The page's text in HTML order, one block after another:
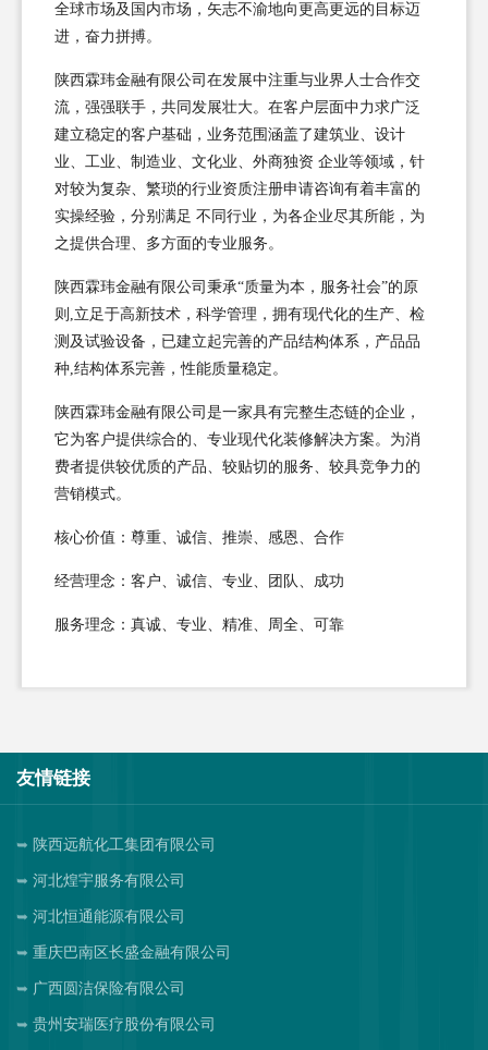
全球市场及国内市场，矢志不渝地向更高更远的目标迈
进，奋力拼搏。
陕西霖玮金融有限公司在发展中注重与业界人士合作交
流，强强联手，共同发展壮大。在客户层面中力求广泛
建立稳定的客户基础，业务范围涵盖了建筑业、设计
业、工业、制造业、文化业、外商独资 企业等领域，针
对较为复杂、繁琐的行业资质注册申请咨询有着丰富的
实操经验，分别满足 不同行业，为各企业尽其所能，为
之提供合理、多方面的专业服务。
陕西霖玮金融有限公司秉承“质量为本，服务社会”的原
则,立足于高新技术，科学管理，拥有现代化的生产、检
测及试验设备，已建立起完善的产品结构体系，产品品
种,结构体系完善，性能质量稳定。
陕西霖玮金融有限公司是一家具有完整生态链的企业，
它为客户提供综合的、专业现代化装修解决方案。为消
费者提供较优质的产品、较贴切的服务、较具竞争力的
营销模式。
核心价值：尊重、诚信、推崇、感恩、合作
经营理念：客户、诚信、专业、团队、成功
服务理念：真诚、专业、精准、周全、可靠
友情链接
陕西远航化工集团有限公司
河北煌宇服务有限公司
河北恒通能源有限公司
重庆巴南区长盛金融有限公司
广西圆洁保险有限公司
贵州安瑞医疗股份有限公司